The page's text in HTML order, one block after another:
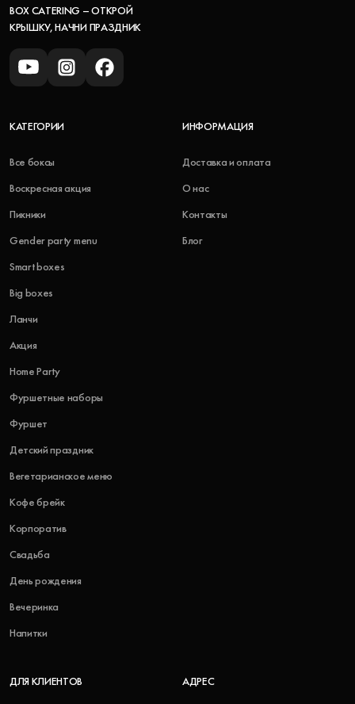
BOX CATERING – ОТКРОЙ
КРЫШКУ, НАЧНИ ПРАЗДНИК
КАТЕГОРИИ
Все боксы
Воскресная акция
Пикники
Gender party menu
Smart boxes
Big boxes
Ланчи
Акция
Home Party
Фуршетные наборы
Фуршет
Детский праздник
Вегетарианское меню
Кофе брейк
Корпоратив
Свадьба
День рождения
Вечеринка
Напитки
ИНФОРМАЦИЯ
Доставка и оплата
О нас
Контакты
Блог
ДЛЯ КЛИЕНТОВ АДРЕС